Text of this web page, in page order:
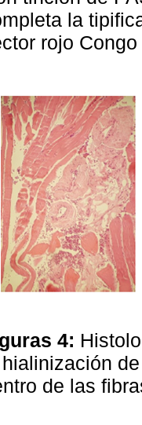
la
rojo
4:
de las